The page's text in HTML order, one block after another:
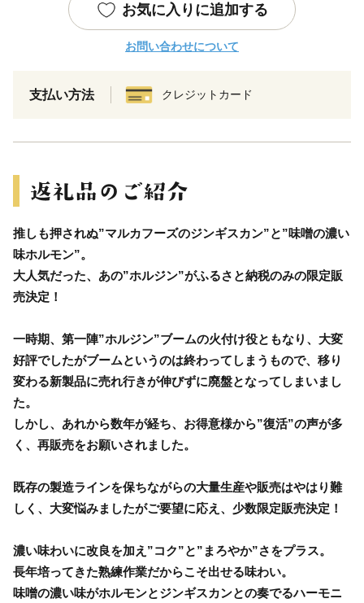
お気に入りに追加する
お問い合わせについて
支払い方法 クレジットカード
推しも押されぬ”マルカフーズのジンギスカン”と”味噌の濃い
味ホルモン”。
大人気だった、あの”ホルジン”がふるさと納税のみの限定販
売決定！
一時期、第一陣”ホルジン”ブームの火付け役ともなり、大変
好評でしたがブームというのは終わってしまうもので、移り
変わる新製品に売れ行きが伸びずに廃盤となってしまいまし
た。
しかし、あれから数年が経ち、お得意様から”復活”の声が多
く、再販売をお願いされました。
既存の製造ラインを保ちながらの大量生産や販売はやはり難
しく、大変悩みましたがご要望に応え、少数限定販売決定！
濃い味わいに改良を加え”コク”と”まろやか”さをプラス。
長年培ってきた熟練作業だからこそ出せる味わい。
味噌の濃い味がホルモンとジンギスカンとの奏でるハーモニ